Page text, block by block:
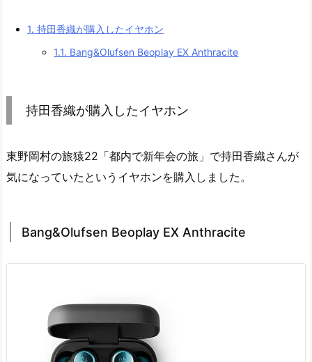
1. 持田香織が購入したイヤホン
1.1. Bang&Olufsen Beoplay EX Anthracite
持田香織が購入したイヤホン
東野岡村の旅猿22「都内で新年会の旅」で持田香織さんが
気になっていたというイヤホンを購入しました。
Bang&Olufsen Beoplay EX Anthracite